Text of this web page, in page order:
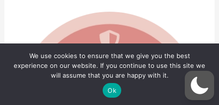
We use cookies to ensure that we give you the best
experience on our website. If you continue to use this site we
will assume that you are happy with it.
Ok